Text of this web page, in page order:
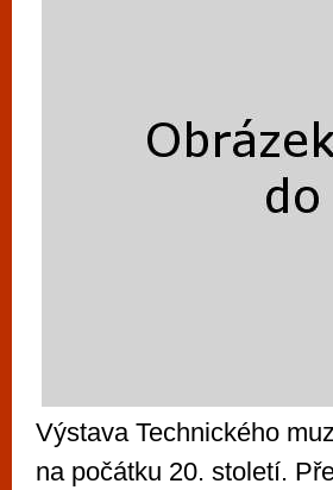
Výstava Technického
na počátku 20. století.